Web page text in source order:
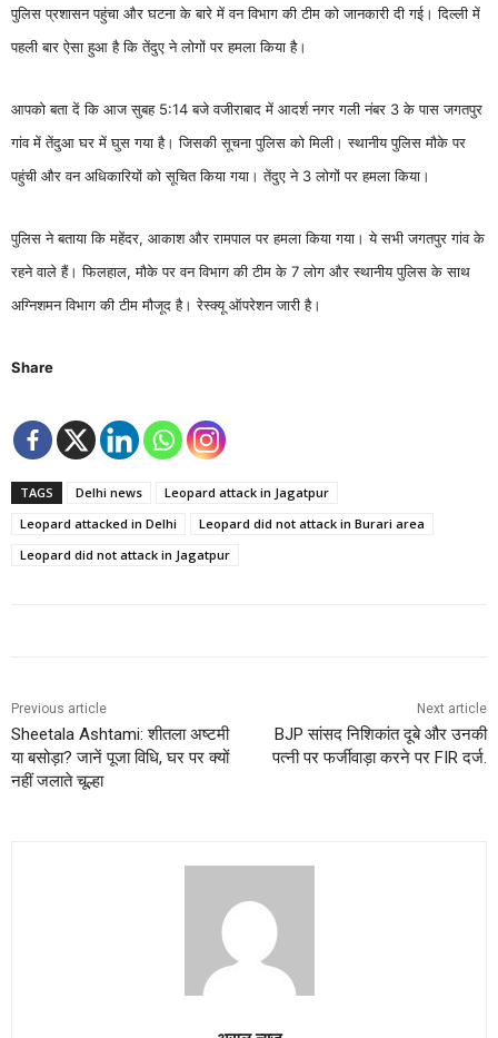
पुलिस प्रशासन पहुंचा और घटना के बारे में वन विभाग की टीम को जानकारी दी गई। दिल्ली में
पहली बार ऐसा हुआ है कि तेंदुए ने लोगों पर हमला किया है।
आपको बता दें कि आज सुबह 5:14 बजे वजीराबाद में आदर्श नगर गली नंबर 3 के पास जगतपुर
गांव में तेंदुआ घर में घुस गया है। जिसकी सूचना पुलिस को मिली। स्थानीय पुलिस मौके पर
पहुंची और वन अधिकारियों को सूचित किया गया। तेंदुए ने 3 लोगों पर हमला किया।
पुलिस ने बताया कि महेंदर, आकाश और रामपाल पर हमला किया गया। ये सभी जगतपुर गांव के
रहने वाले हैं। फिलहाल, मौके पर वन विभाग की टीम के 7 लोग और स्थानीय पुलिस के साथ
अग्निशमन विभाग की टीम मौजूद है। रेस्क्यू ऑपरेशन जारी है।
Share
TAGS Delhi news
Leopard attack in Jagatpur
Leopard attacked in Delhi
Leopard did not attack in Burari area
Leopard did not attack in Jagatpur
Previous article
Sheetala Ashtami: शीतला अष्टमी
या बसोड़ा? जानें पूजा विधि, घर पर क्यों
नहीं जलाते चूल्हा
Next article
BJP सांसद निशिकांत दूबे और उनकी
पत्नी पर फर्जीवाड़ा करने पर FIR दर्ज.